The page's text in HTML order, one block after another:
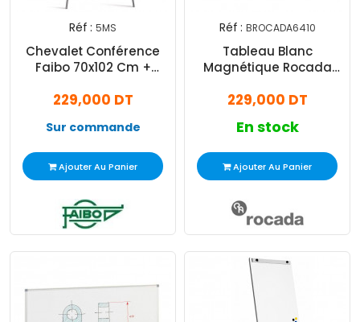
Réf : 5MS
Chevalet Conférence
Faibo 70x102 Cm +
229,000 DT
Sur commande
Ajouter Au Panier
Réf : BROCADA6410
Tableau Blanc
Magnétique Rocada
229,000 DT
En stock
Ajouter Au Panier